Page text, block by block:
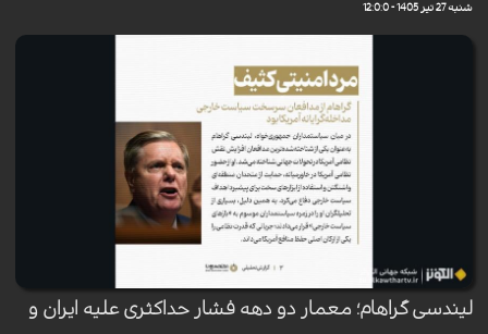
شنبه 27 تیر 1405 - 12:0:0
لیندسی گراهام؛ معمار دو دهه فشار حداکثری علیه ایران و